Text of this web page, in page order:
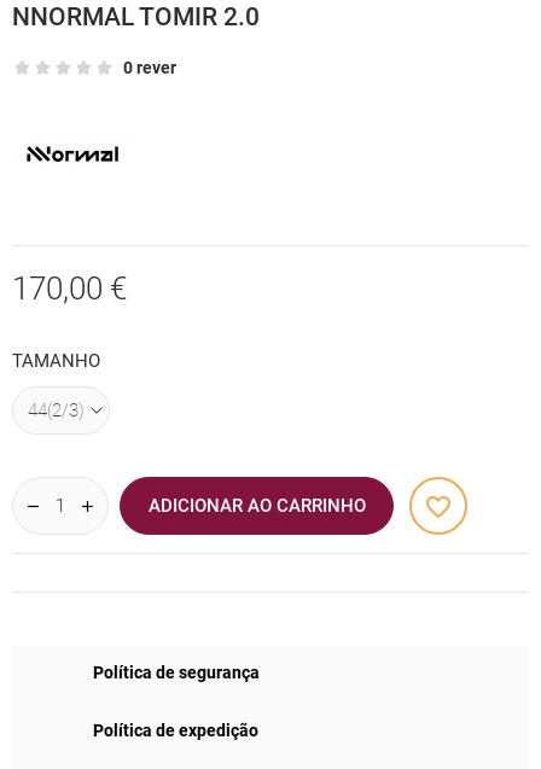
NNORMAL TOMIR 2.0
0 rever
170,00 €
TAMANHO
ADICIONAR AO CARRINHO favorite_border
Política de segurança
Política de expedição